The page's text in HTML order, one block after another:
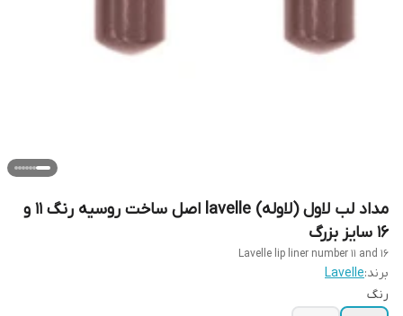
مداد لب لاول (لاوله) lavelle اصل ساخت روسیه رنگ ۱۱ و
۱۶ سایز بزرگ
Lavelle lip liner number 11 and 16
برند:Lavelle
رنگ